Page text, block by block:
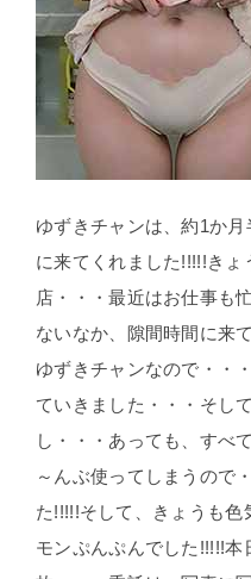
ゆずきチャンは、約1か
に来てくれました!!!!!き
店・・・最近はお仕事も
ないなか、隙間時間に来
ゆずきチャンなので・・
ていきました・・・そし
し・・・あっても、すべ
～んぶ使ってしまうので
た!!!!!そして、きょうも色
モンぷんぷんでした!!!!!